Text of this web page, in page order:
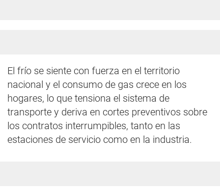
El frío se siente con fuerza en el territorio
nacional y el consumo de gas crece en los
hogares, lo que tensiona el sistema de
transporte y deriva en cortes preventivos sobre
los contratos interrumpibles, tanto en las
estaciones de servicio como en la industria.